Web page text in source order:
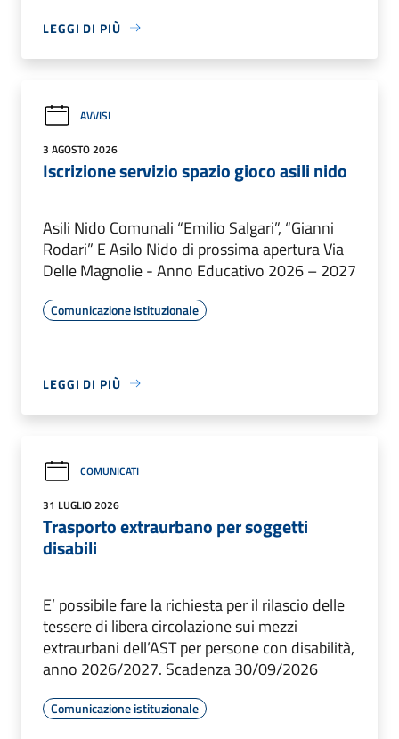
LEGGI DI PIÙ
AVVISI
3 AGOSTO 2026
Iscrizione servizio spazio gioco asili nido
Asili Nido Comunali “Emilio Salgari”, “Gianni
Rodari” E Asilo Nido di prossima apertura Via
Delle Magnolie - Anno Educativo 2026 – 2027
Comunicazione istituzionale
LEGGI DI PIÙ
COMUNICATI
31 LUGLIO 2026
Trasporto extraurbano per soggetti
disabili
E’ possibile fare la richiesta per il rilascio delle
tessere di libera circolazione sui mezzi
extraurbani dell’AST per persone con disabilità,
anno 2026/2027. Scadenza 30/09/2026
Comunicazione istituzionale